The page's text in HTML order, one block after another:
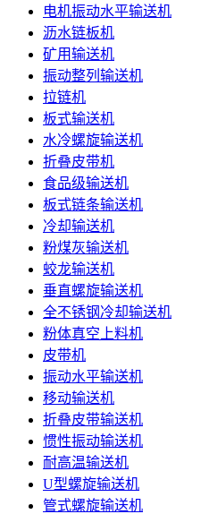
电机振动水平输送机
沥水链板机
矿用输送机
振动整列输送机
拉链机
板式输送机
水冷螺旋输送机
折叠皮带机
食品级输送机
板式链条输送机
冷却输送机
粉煤灰输送机
蛟龙输送机
垂直螺旋输送机
全不锈钢冷却输送机
粉体真空上料机
皮带机
振动水平输送机
移动输送机
折叠皮带输送机
惯性振动输送机
耐高温输送机
U型螺旋输送机
管式螺旋输送机